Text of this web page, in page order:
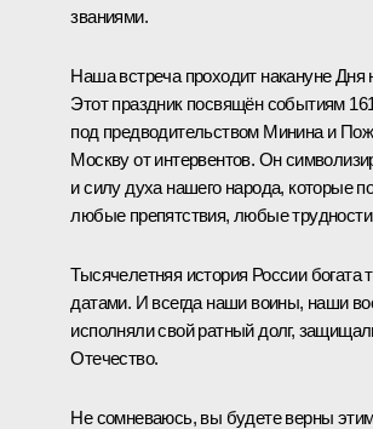
званиями.
Наша встреча проходит накануне Дня
Этот праздник посвящён событиям
под предводительством Минина и
Москву от интервентов. Он
и силу духа нашего народа, которые
любые препятствия, любые
Тысячелетняя история России богата
датами. И всегда наши воины, наши
исполняли свой ратный долг,
Отечество.
Не сомневаюсь, вы будете верны